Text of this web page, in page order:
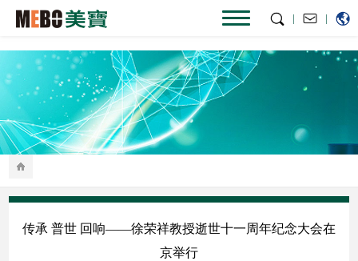
|
|
传承 普世 回响——徐荣祥教授逝世十一周年纪念大会在
京举行